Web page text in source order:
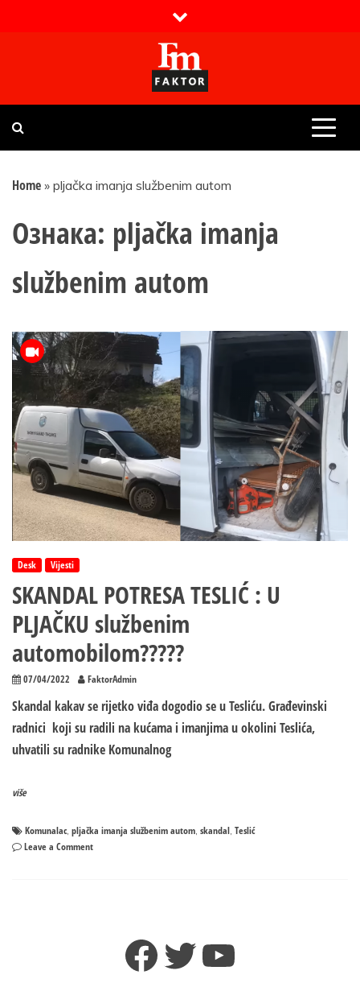
Faktor magazin
Uvijek presudan
Home » pljačka imanja službenim autom
Ознака: pljačka imanja
službenim autom
Desk Vijesti
SKANDAL POTRESA TESLIĆ : U
PLJAČKU službenim
automobilom?????
07/04/2022 FaktorAdmin
Skandal kakav se rijetko viđa dogodio se u Tesliću. Građevinski
radnici koji su radili na kućama i imanjima u okolini Teslića,
uhvatili su radnike Komunalnog
više
Komunalac, pljačka imanja službenim autom, skandal, Teslić
Leave a Commenton
službenim
automobilom?????
Facebook
TwitterYouTube